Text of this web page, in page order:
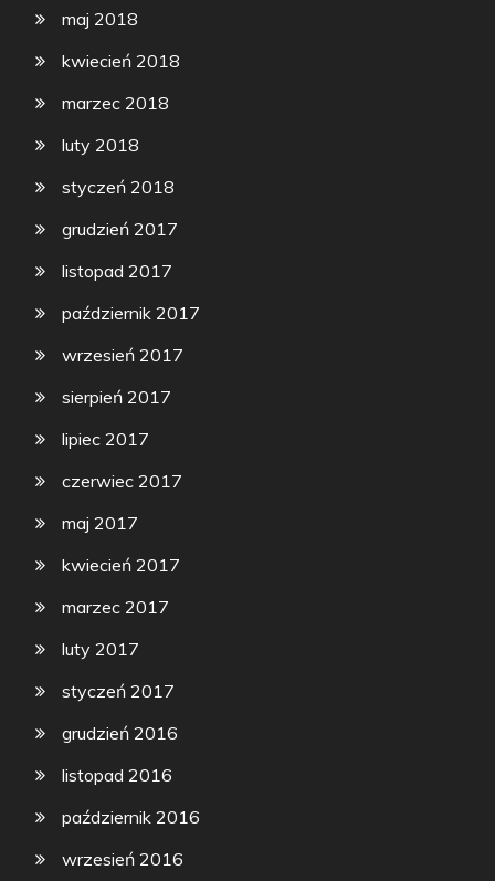
maj 2018
kwiecień 2018
marzec 2018
luty 2018
styczeń 2018
grudzień 2017
listopad 2017
październik 2017
wrzesień 2017
sierpień 2017
lipiec 2017
czerwiec 2017
maj 2017
kwiecień 2017
marzec 2017
luty 2017
styczeń 2017
grudzień 2016
listopad 2016
październik 2016
wrzesień 2016